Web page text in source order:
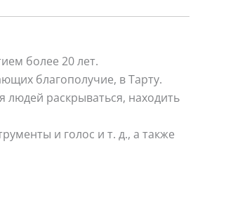
более 20 лет.
благополучие, в Тарту.
раскрываться, находить
и голос и т. д., а также